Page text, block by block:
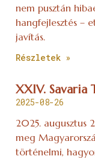
nem pusztán
hangfejlesztés –
javítás.
Részletek »
XXIV. Savaria
2025-08-26
2025. augusztus
meg
történelmi,